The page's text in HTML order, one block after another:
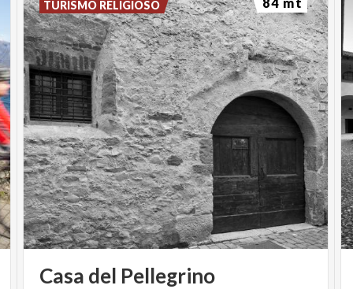
Casa del Pellegrino
TURISMO RELIGIOSO